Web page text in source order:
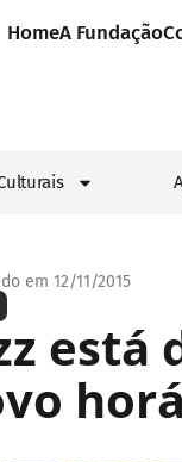
HomeA Fundação
em 12/11/2015
está